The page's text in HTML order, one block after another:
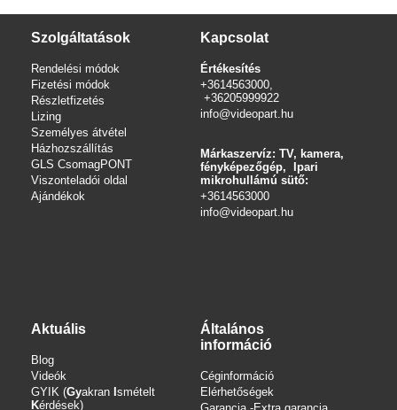
Szolgáltatások
Rendelési módok
Fizetési módok
Részletfizetés
Lizing
Személyes átvétel
Házhozszállítás
GLS CsomagPONT
Viszonteladói oldal
Ajándékok
Kapcsolat
Értékesítés
+3614563000,
+36205999922
info@videopart.hu
Márkaszervíz: TV, kamera,
fényképezőgép, Ipari
mikrohullámú sütő:
+3614563000
info@videopart.hu
Aktuális
Blog
Videók
GYIK (Gyakran smételt
Kérdések)
Általános
információ
Céginformáció
Elérhetőségek